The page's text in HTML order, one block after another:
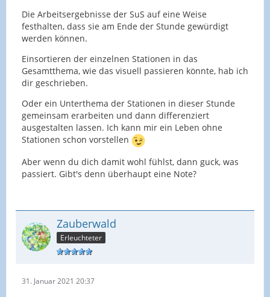
Die Arbeitsergebnisse der SuS auf eine Weise
festhalten, dass sie am Ende der Stunde gewürdigt
werden können.
Einsortieren der einzelnen Stationen in das
Gesamtthema, wie das visuell passieren könnte, hab ich
dir geschrieben.
Oder ein Unterthema der Stationen in dieser Stunde
gemeinsam erarbeiten und dann differenziert
ausgestalten lassen. Ich kann mir ein Leben ohne
Stationen schon vorstellen
Aber wenn du dich damit wohl fühlst, dann guck, was
passiert. Gibt's denn überhaupt eine Note?
Zauberwald
Erleuchteter
31. Januar 2021 20:37